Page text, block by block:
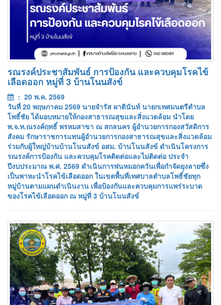
รณรงค์ประชาสัมพันธ์ การป้องกัน และควบคุมโรคไข้
เลือดออก หมู่ที่ 3 บ้านโนนสังข์
: 20 พ.ค. 2569
วันที่ 20 พฤษภาคม 2569 นายจำรัส ผาตินันท์ นายกเทศมนตรีตำบล
โพธิ์ชัย ได้มอบหมายให้กองสาธารณสุขและสิ่งแวดล้อม นำโดย
พ.จ.ท.ณรงค์ฤทธิ์ พรหมสาขา ณ สกลนคร ผู้อำนวยการกองสวัสดิการ
สังคม รักษาราชการแทนผู้อำนวยการกองสาธารณสุขและสิ่งแวดล้อม
ร่วมกับผู้ใหญ่บ้านบ้านโนนสังข์ อสม. บ้านโนนสังข์ ดำเนินโครงการ
รณรงค์การป้องกัน และควบคุมโรคติดต่อและไม่ติดต่อ ประจำ
ปีงบประมาณ พ.ศ. 2569 ดำเนินการพ่นหมอกควันเพื่อกำจัดยุงลายซึ่ง
เป็นพาหะนำโรคไข้เลือดออก ในเขตพื้นที่เทศบาลตำบลโพธิ์ชัยทุก
หมู่บ้านตามแผนดำเนินงาน เพื่อป้องกันและควบคุมการแพร่ระบาด
ของโรคไข้เลือดออก ณ หมู่ที่ 3 บ้านโนนสังข์